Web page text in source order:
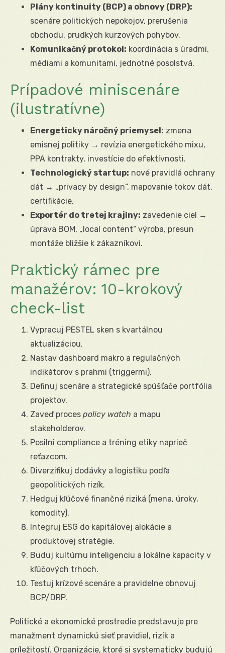
Plány kontinuity (BCP) a obnovy (DRP):
scenáre politických nepokojov, prerušenia
obchodu, prudkých kurzových pohybov.
Komunikačný protokol: koordinácia s úradmi,
médiami a komunitami, jednotné posolstvá.
Prípadové miniscenáre
(ilustratívne)
Energeticky náročný priemysel: zmena
emisnej politiky → revízia energetického mixu,
PPA kontrakty, investície do efektívnosti.
Technologický startup: nové pravidlá ochrany
dát → „privacy by design“, mapovanie tokov dát,
certifikácie.
Exportér do tretej krajiny: zavedenie ciel →
úprava BOM, „local content“ výroba, presun
montáže bližšie k zákazníkovi.
Praktický rámec pre
manažérov: 10-krokový
check-list
Vypracuj PESTEL sken s kvartálnou
aktualizáciou.
Nastav dashboard makro a regulačných
indikátorov s prahmi (triggermi).
Definuj scenáre a strategické spúšťače portfólia
projektov.
Zaveď proces policy watch a mapu
stakeholderov.
Posilni compliance a tréning etiky naprieč
reťazcom.
Diverzifikuj dodávky a logistiku podľa
geopolitických rizík.
Hedguj kľúčové finančné riziká (mena, úroky,
komodity).
Integruj ESG do kapitálovej alokácie a
produktovej stratégie.
Buduj kultúrnu inteligenciu a lokálne kapacity v
kľúčových trhoch.
Testuj krízové scenáre a pravidelne obnovuj
BCP/DRP.
Politické a ekonomické prostredie predstavuje pre
manažment dynamickú sieť pravidiel, rizík a
príležitostí. Organizácie, ktoré si systematicky budujú